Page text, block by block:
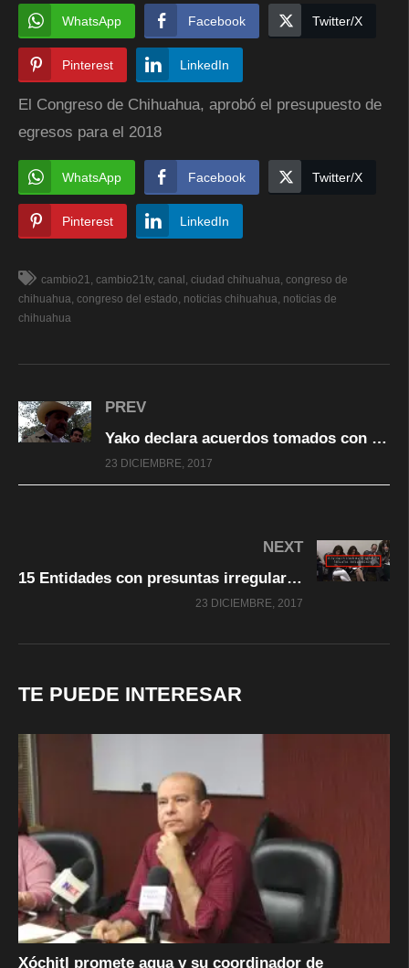
WhatsApp Facebook Twitter/X
Pinterest LinkedIn
El Congreso de Chihuahua, aprobó el presupuesto de
egresos para el 2018
WhatsApp Facebook Twitter/X
Pinterest LinkedIn
cambio21 cambio21tv canal ciudad chihuahua congreso de
chihuahua congreso del estado noticias chihuahua noticias de
chihuahua
PREV
Yako declara acuerdos tomados con diputados del Congreso
23 DICIEMBRE, 2017
NEXT
15 Entidades con presuntas irregularidades correspondientes al ejercicio del 2016
23 DICIEMBRE, 2017
TE PUEDE INTERESAR
Xóchitl promete agua y su coordinador de